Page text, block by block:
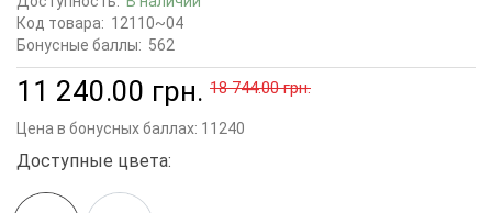
Код товара: 12110~04
Бонусные баллы: 562
11 240.00 грн. 18 744.00 грн.
Цена в бонусных баллах: 11240
Доступные цвета: